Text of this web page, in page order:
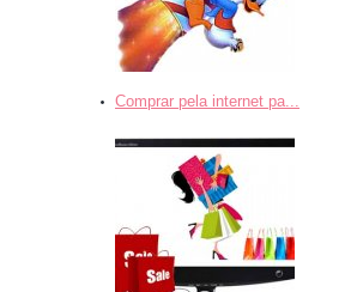
Comprar pela internet pa...